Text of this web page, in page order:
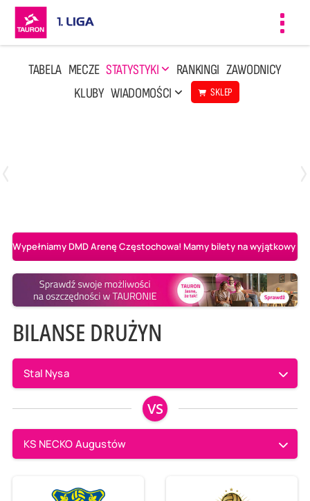
TABELA MECZE STATYSTYKI RANKINGI ZAWODNICY
KLUBY WIADOMOŚCI SKLEP
Wypełniamy DMD Arenę Częstochowa! Mamy bilety na wyjątkowy
BILANSE DRUŻYN
Stal Nysa
VS
KS NECKO Augustów